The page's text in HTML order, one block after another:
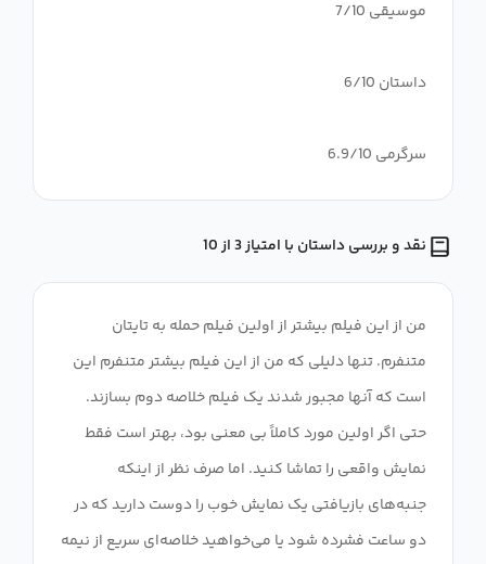
سرگرمی 6.9/10
نقد و بررسی داستان با امتیاز 3 از 10
من از این فیلم بیشتر از اولین فیلم حمله به تایتان
متنفرم. تنها دلیلی که من از این فیلم بیشتر متنفرم این
است که آنها مجبور شدند یک فیلم خلاصه دوم بسازند.
حتی اگر اولین مورد کاملاً بی معنی بود، بهتر است فقط
نمایش واقعی را تماشا کنید. اما صرف نظر از اینکه
جنبه‌های بازیافتی یک نمایش خوب را دوست دارید که در
دو ساعت فشرده شود یا می‌خواهید خلاصه‌ای سریع از نیمه